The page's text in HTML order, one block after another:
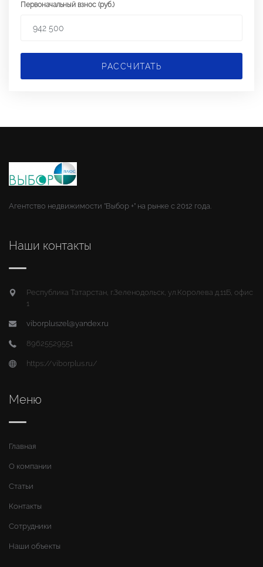
Первоначальный взнос (руб.)
РАССЧИТАТЬ
Агентство недвижимости "Выбор +" на рынке с 2012 года.
Наши контакты
Республика Татарстан, г.Зеленодольск, ул.Королева д.11Б, офис
1
viborpluszel@yandex.ru
89625529551
https://viborplus.ru/
Меню
Главная
О компании
Статьи
Контакты
Сотрудники
Наши объекты